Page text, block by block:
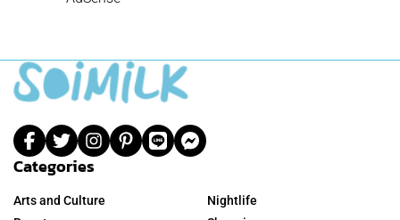
Categories
Arts and Culture
Nightlife